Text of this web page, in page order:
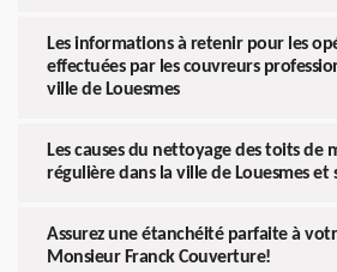
Les informations à retenir pour les
effectuées par les couvreurs
ville de Louesmes
Les causes du nettoyage des toits de
régulière dans la ville de Louesmes et
Assurez une étanchéité parfaite à
Monsieur Franck Couverture!